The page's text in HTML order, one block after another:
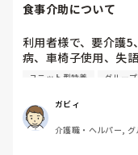
食事介助について
利用者様で、要介護
病、車椅子使用、失
来ました。ご飯を、
す。食べられる時と
す。おかずも、おに
時があるのですが、
ユニット型特養 グルー
ガビィ
介護職・ヘルパー,